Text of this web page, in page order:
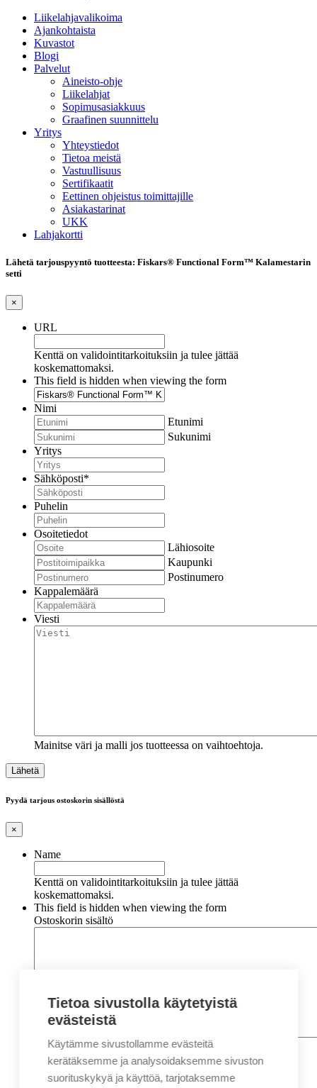
Liikelahjavalikoima
Ajankohtaista
Kuvastot
Blogi
Palvelut
Aineisto-ohje
Liikelahjat
Sopimusasiakkuus
Graafinen suunnittelu
Yritys
Yhteystiedot
Tietoa meistä
Vastuullisuus
Sertifikaatit
Eettinen ohjeistus toimittajille
Asiakastarinat
UKK
Lahjakortti
Lähetä tarjouspyyntö tuotteesta: Fiskars® Functional Form™ Kalamestarin
setti
×
URL
Kenttä on validointitarkoituksiin ja tulee jättää
koskemattomaksi.
This field is hidden when viewing the form
Nimi
Etunimi
Sukunimi
Yritys
Sähköposti*
Puhelin
Osoitetiedot
Lähiosoite
Kaupunki
Postinumero
Kappalemäärä
Viesti
Mainitse väri ja malli jos tuotteessa on vaihtoehtoja.
Pyydä tarjous ostoskorin sisällöstä
×
Name
Kenttä on validointitarkoituksiin ja tulee jättää
koskemattomaksi.
This field is hidden when viewing the form
Ostoskorin sisältö
Nimi*
Etunimi
Sukunimi
Tietoa sivustolla käytetyistä
evästeistä
Käytämme sivustollamme evästeitä
kerätäksemme ja analysoidaksemme sivuston
suorituskykyä ja käyttöä, tarjotaksemme